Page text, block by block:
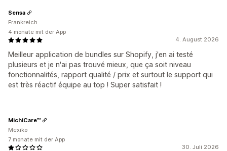
4. August 2026
Meilleur application de bundles sur Shopify, j'en ai testé
plusieurs et je n'ai pas trouvé mieux, que ça soit niveau
fonctionnalités, rapport qualité / prix et surtout le support qui
est très réactif équipe au top ! Super satisfait !
Sensa
Frankreich
4 monate mit der App
30. Juli 2026
MichiCare™
Mexiko
7 monate mit der App